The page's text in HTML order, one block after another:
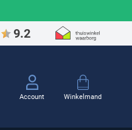
9.2
Winkelmand
Account